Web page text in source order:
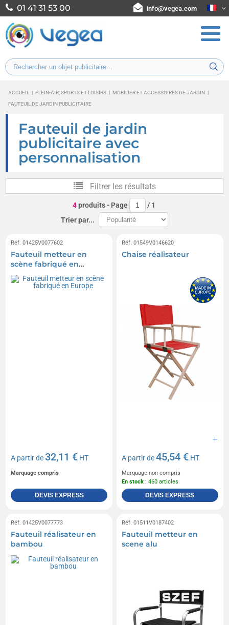
01 41 31 53 00 info@vegea.com
ACCUEIL | PLEIN-AIR, SPORTS ET LOISIRS | MOBILIER ET ACCESSOIRES DE JARDIN |
FAUTEUIL DE JARDIN PUBLICITAIRE
Fauteuil de jardin
publicitaire avec
personnalisation
Filtrer les résultats
4produits- Page / 1
Trier par...
Réf. 01425V0077602
Fauteuil metteur en
scène fabriqué en
Europe
A partir de32,11 € HT
Marquage compris
DEVIS EXPRESS
Réf. 01549V0146620
Chaise réalisateur
A partir de45,54 € HT
Marquage non compris
En stock : 460 articles
DEVIS EXPRESS
Réf. 01425V0077773
Fauteuil réalisateur en
bambou
Réf. 01511V0187402
Fauteuil metteur en
scene alu